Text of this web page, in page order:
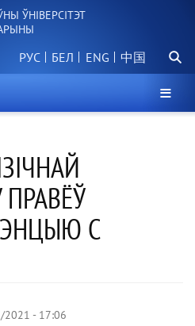
ЎНІВЕРСІТЭТ
РУС БЕЛ 中国
С
2021 - 17:06